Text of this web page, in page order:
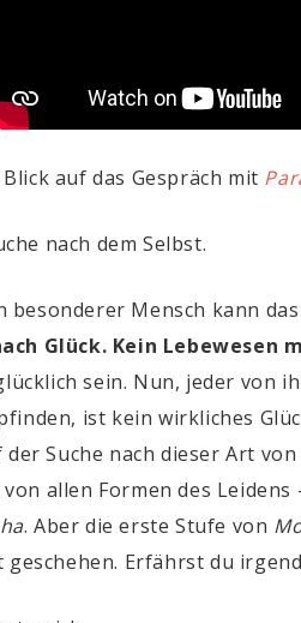
auf das Gespräch mit
nach dem Selbst.
besonderer Mensch kann
Glück. Kein Lebewesen
sein. Nun, jeder von
ist kein wirkliches
der Suche nach dieser Art von
allen Formen des
. Aber die erste Stufe von
geschehen. Erfährst du